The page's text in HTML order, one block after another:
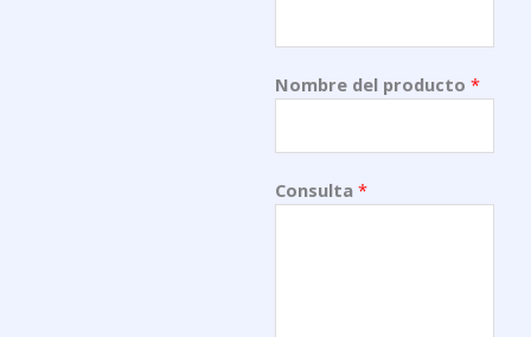
Nombre del producto*
Consulta*